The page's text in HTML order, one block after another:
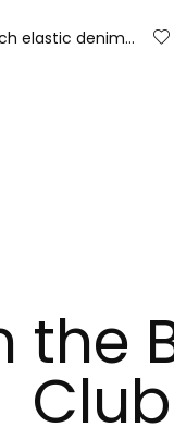
Girls´ bleach elastic denim trousers
the